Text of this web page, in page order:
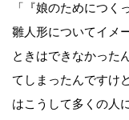
「『娘のためにつく
雛人形についてイメ
ときはできなかった
てしまったんですけ
はこうして多くの人